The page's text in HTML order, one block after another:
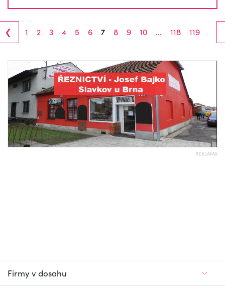
‹ 1 2 3 4 5 6 7 8 9 10 ... 118 119
REKLAMA
Firmy v dosahu